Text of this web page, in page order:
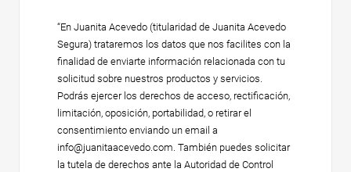
“En Juanita Acevedo (titularidad de Juanita Acevedo
Segura) trataremos los datos que nos facilites con la
finalidad de enviarte información relacionada con tu
solicitud sobre nuestros productos y servicios.
Podrás ejercer los derechos de acceso, rectificación,
limitación, oposición, portabilidad, o retirar el
consentimiento enviando un email a
info@juanitaacevedo.com. También puedes solicitar
la tutela de derechos ante la Autoridad de Control